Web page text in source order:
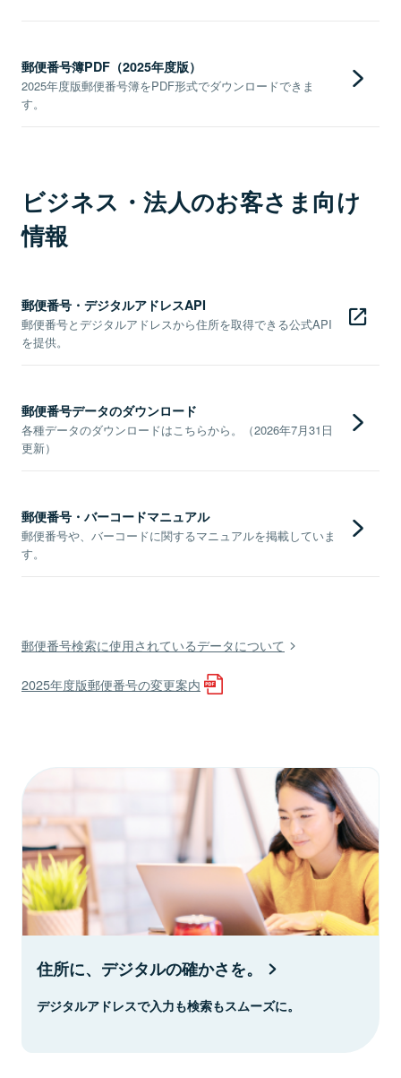
郵便番号簿PDF（2025年度版）
2025年度版郵便番号簿をPDF形式でダウンロードできま
す。
ビジネス・法人のお客さま向け
情報
郵便番号・デジタルアドレスAPI
郵便番号とデジタルアドレスから住所を取得できる公式API
を提供。
郵便番号データのダウンロード
各種データのダウンロードはこちらから。（2026年7月31日
更新）
郵便番号・バーコードマニュアル
郵便番号や、バーコードに関するマニュアルを掲載していま
す。
郵便番号検索に使用されているデータについて
2025年度版郵便番号の変更案内
住所に、デジタルの確かさを。
デジタルアドレスで入力も検索もスムーズに。